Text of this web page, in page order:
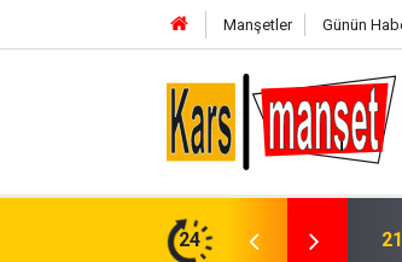
Manşetler Günün
24
alarmı: Su seviyesinde tarihi düşüş yaşandı